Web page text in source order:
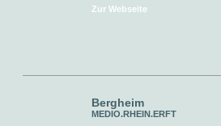
Zur Webseite
Bergheim
MEDIO.RHEIN.ERFT